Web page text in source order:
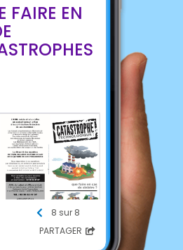
FAIRE EN
8 sur 8
PARTAGER